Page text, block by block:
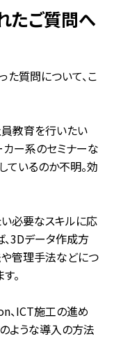
たご質問へ
質問について、こ
教育を行いたい
カー系のセミナーな
ているのか不明。効
い必要なスキルに応
、3Dデータ作成方
管理手法などにつ
。
、ICT施工の進め
ような導入の方法